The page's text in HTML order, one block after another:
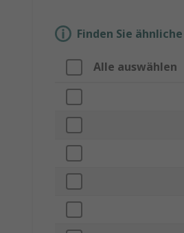
Finden Sie
Alle auswählen